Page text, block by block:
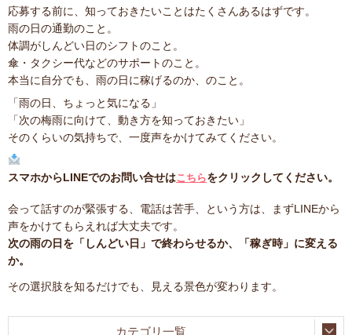
応募する前に、知っておきたいことはたくさんあるはずです。
雨の日の通勤のこと。
体調がしんどい日のシフトのこと。
傘・タクシー代などのサポートのこと。
本当に自分でも、雨の日に稼げるのか、のこと。
「雨の日、ちょっと気になる」
「次の梅雨に向けて、動き方を知っておきたい」
そのくらいの気持ちで、一度声をかけてみてください。
スマホからLINEでのお問い合せはこちらをクリックしてください。
会って話すのが緊張する、電話は苦手、という方は、まずLINEから
声をかけてもらえれば大丈夫です。
次の雨の日を「しんどい日」で終わらせるか、「稼ぎ時」に変える
か。
その選択肢を知るだけでも、見える景色が変わります。
カテゴリ一覧